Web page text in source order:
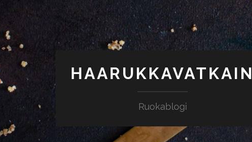
HAARUKKAVATKAIN
Ruokablogi